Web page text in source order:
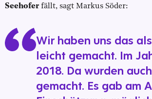
Seehoferfällt, sagt Markus Söder:
Wir haben uns das
leicht gemacht. Im
2018. Da wurden
gemacht. Es gab am